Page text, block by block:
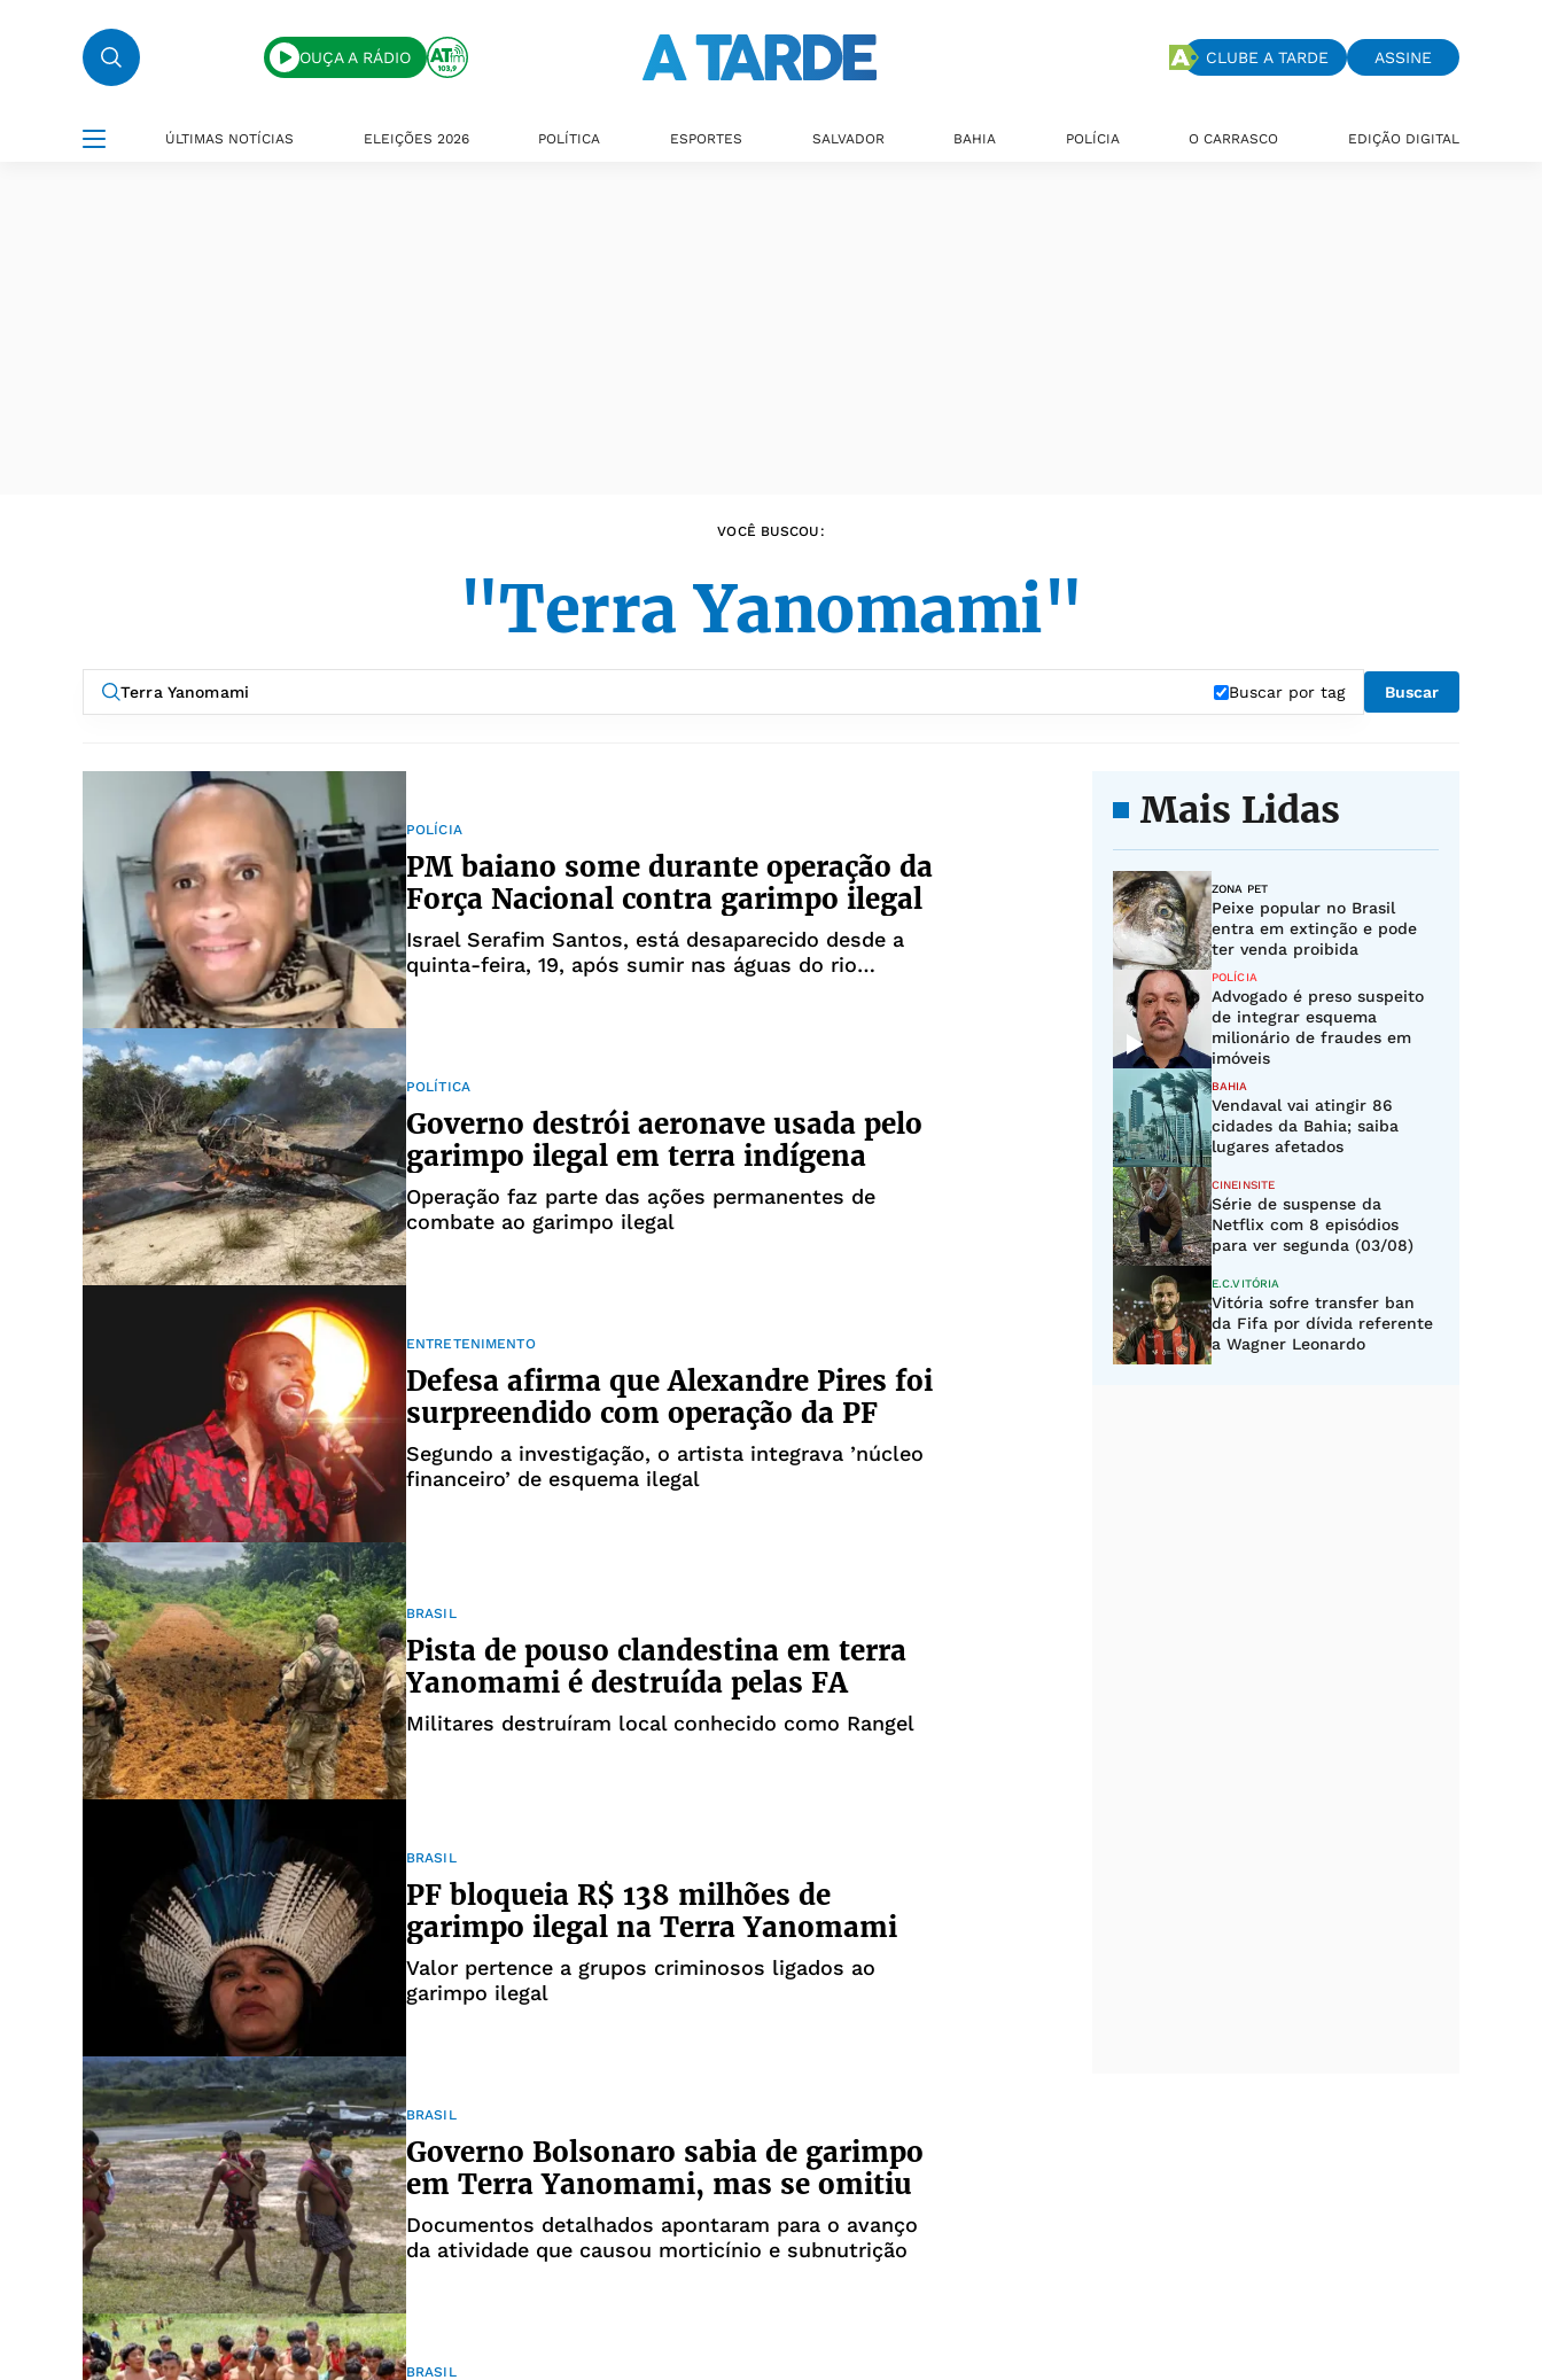
OUÇA A RÁDIO CLUBE A TARDE ASSINE
ÚLTIMAS NOTÍCIAS ELEIÇÕES 2026 POLÍTICA ESPORTES SALVADOR BAHIA POLÍCIA O CARRASCO EDIÇÃO DIGITAL
VOCÊ BUSCOU:
"Terra Yanomami"
Buscar por tag Buscar
POLÍCIA
PM baiano some durante operação da
Força Nacional contra garimpo ilegal
Israel Serafim Santos, está desaparecido desde a
quinta-feira, 19, após sumir nas águas do rio
POLÍTICA
Governo destrói aeronave usada pelo
garimpo ilegal em terra indígena
Operação faz parte das ações permanentes de
combate ao garimpo ilegal
ENTRETENIMENTO
Defesa afirma que Alexandre Pires foi
surpreendido com operação da PF
Segundo a investigação, o artista integrava ’núcleo
financeiro’ de esquema ilegal
BRASIL
Pista de pouso clandestina em terra
Yanomami é destruída pelas FA
Militares destruíram local conhecido como Rangel
BRASIL
PF bloqueia R$ 138 milhões de
garimpo ilegal na Terra Yanomami
Valor pertence a grupos criminosos ligados ao
garimpo ilegal
BRASIL
Governo Bolsonaro sabia de garimpo
em Terra Yanomami, mas se omitiu
Documentos detalhados apontaram para o avanço
da atividade que causou morticínio e subnutrição
BRASIL
Mais Lidas
ZONA PET
Peixe popular no Brasil
entra em extinção e pode
ter venda proibida
POLÍCIA
Advogado é preso suspeito
de integrar esquema
milionário de fraudes em
imóveis
BAHIA
Vendaval vai atingir 86
cidades da Bahia; saiba
lugares afetados
CINEINSITE
Série de suspense da
Netflix com 8 episódios
para ver segunda (03/08)
E.C.VITÓRIA
Vitória sofre transfer ban
da Fifa por dívida referente
a Wagner Leonardo